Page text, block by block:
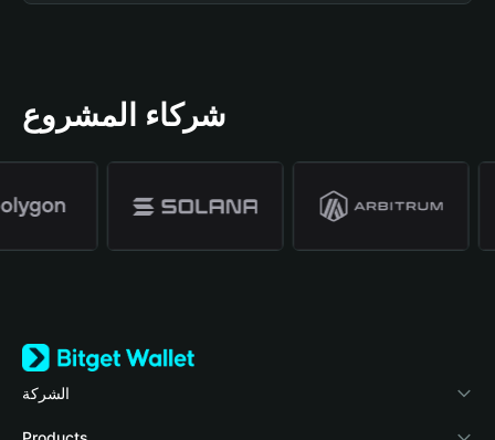
شركاء المشروع
الشركة